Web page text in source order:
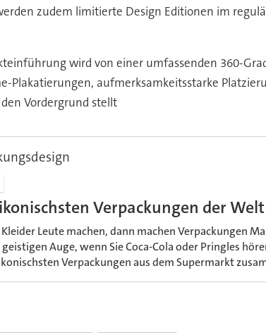
zudem limitierte Design Editionen im
wird von einer umfassenden 360-
aufmerksamkeitsstarke
Vordergrund stellt
Verpackungen der Welt
Leute machen, dann machen Verpackungen
Auge, wenn Sie Coca-Cola oder Pringles
Verpackungen aus dem Supermarkt